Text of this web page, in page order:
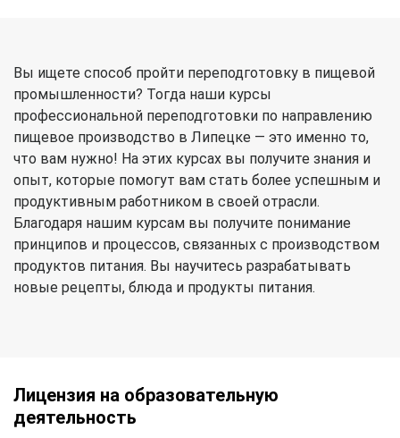
Вы ищете способ пройти переподготовку в пищевой
промышленности? Тогда наши курсы
профессиональной переподготовки по направлению
пищевое производство в Липецке — это именно то,
что вам нужно! На этих курсах вы получите знания и
опыт, которые помогут вам стать более успешным и
продуктивным работником в своей отрасли.
Благодаря нашим курсам вы получите понимание
принципов и процессов, связанных с производством
продуктов питания. Вы научитесь разрабатывать
новые рецепты, блюда и продукты питания.
Лицензия на образовательную
деятельность